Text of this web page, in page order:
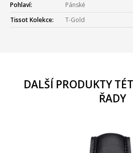
Pohlaví:
Pánské
Tissot Kolekce:
T-Gold
DALŠÍ PRODUKTY
ŘADY